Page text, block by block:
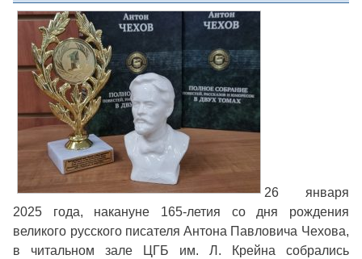
26 января
2025 года, накануне 165-летия со дня рождения
великого русского писателя Антона Павловича Чехова,
в читальном зале ЦГБ им. Л. Крейна собрались